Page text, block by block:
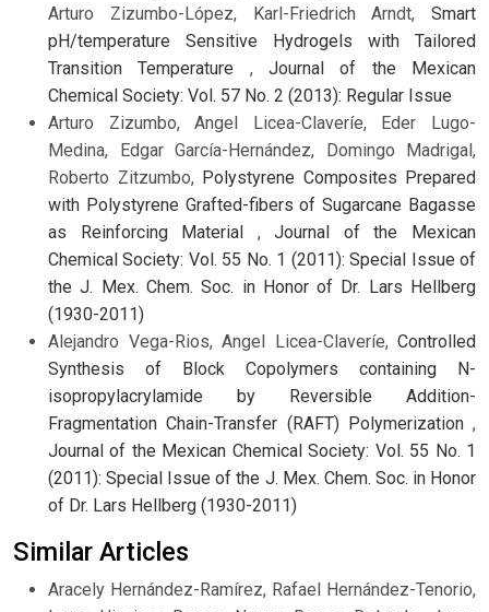
Arturo Zizumbo-López, Karl-Friedrich Arndt, Smart
pH/temperature Sensitive Hydrogels with Tailored
Transition Temperature ,Journal of the Mexican
Chemical Society: Vol. 57 No. 2 (2013): Regular Issue
Arturo Zizumbo, Angel Licea-Claveríe, Eder Lugo-
Medina, Edgar García-Hernández, Domingo Madrigal,
Roberto Zitzumbo, Polystyrene Composites Prepared
with Polystyrene Grafted-fibers of Sugarcane Bagasse
as Reinforcing Material ,Journal of the Mexican
Chemical Society: Vol. 55 No. 1 (2011): Special Issue of
the J. Mex. Chem. Soc. in Honor of Dr. Lars Hellberg
(1930-2011)
Alejandro Vega-Rios, Angel Licea-Claveríe, Controlled
Synthesis of Block Copolymers containing N-
isopropylacrylamide by Reversible Addition-
Fragmentation Chain-Transfer (RAFT) Polymerization ,
Journal of the Mexican Chemical Society: Vol. 55 No. 1
(2011): Special Issue of the J. Mex. Chem. Soc. in Honor
of Dr. Lars Hellberg (1930-2011)
Similar Articles
Aracely Hernández-Ramírez, Rafael Hernández-Tenorio,